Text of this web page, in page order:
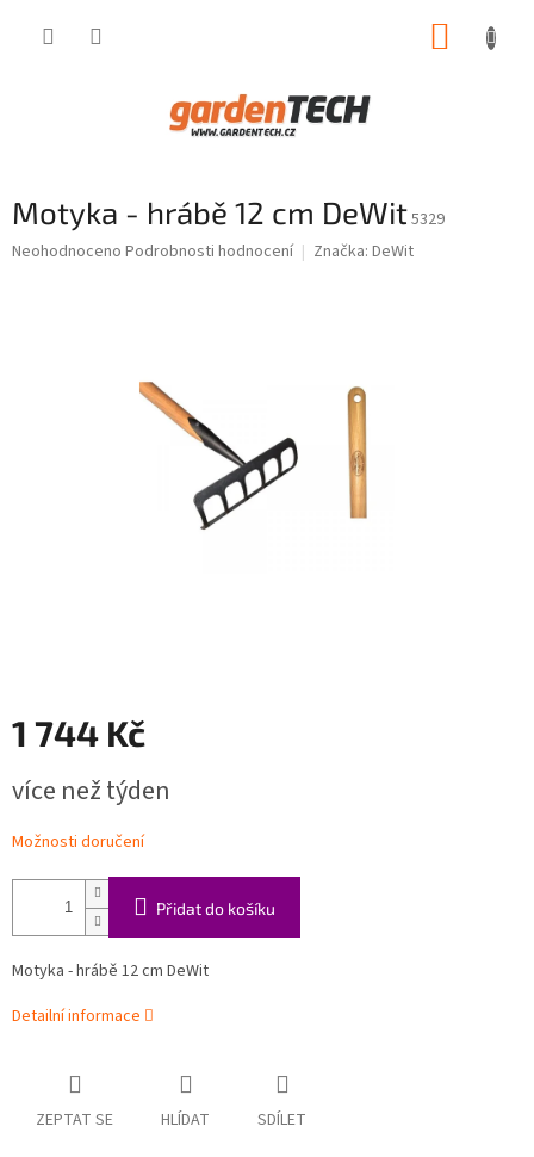
Motyka - hrábě 12 cm DeWit5329
Průměrné
Neohodnoceno Podrobnosti hodnocení Značka: DeWit
1 744 Kč
cena:
více než týden
Možnosti doručení
Přidat do košíku
Motyka - hrábě 12 cm DeWit
Detailní informace
ZEPTAT SE HLÍDAT SDÍLET